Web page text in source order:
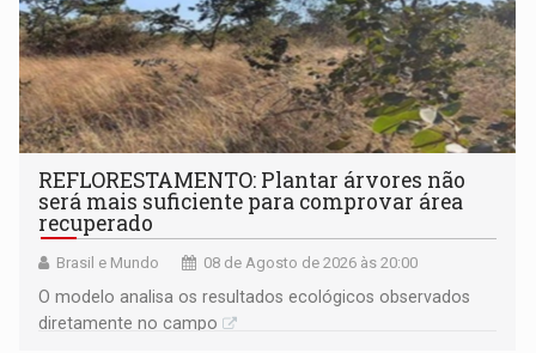
REFLORESTAMENTO: Plantar árvores não
será mais suficiente para comprovar área
recuperado
Brasil e Mundo 08 de Agosto de 2026 às 20:00
O modelo analisa os resultados ecológicos observados
diretamente no campo